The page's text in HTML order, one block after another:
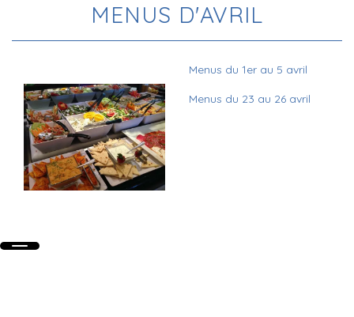
MENUS D'AVRIL
Menus du 1er au 5 avril
Menus du 23 au 26 avril